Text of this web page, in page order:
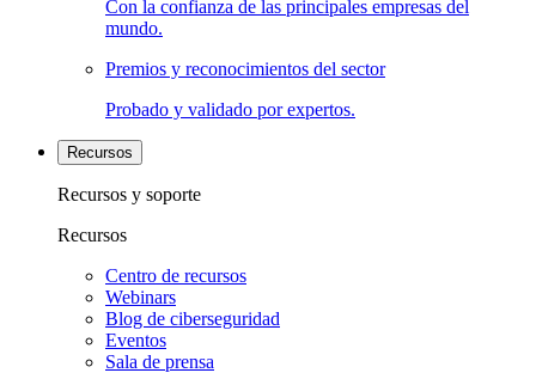
Con la confianza de las principales empresas del
mundo.
Premios y reconocimientos del sector
Probado y validado por expertos.
Recursos
Recursos y soporte
Recursos
Centro de recursos
Webinars
Blog de ciberseguridad
Eventos
Sala de prensa